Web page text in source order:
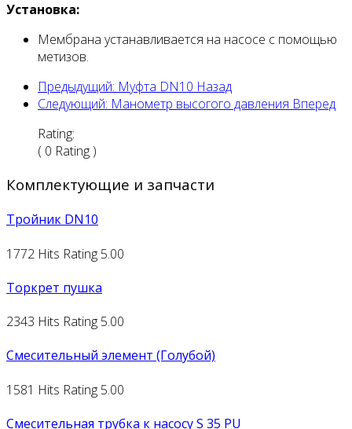
Установка:
Мембрана устанавливается на насосе с помощью
метизов.
Предыдущий: Муфта DN10 Назад
Следующий: Манометр высогого давления Вперед
Rating:
( 0 Rating )
Комплектующие и запчасти
Тройник DN10
1772 Hits Rating 5.00
Торкрет пушка
2343 Hits Rating 5.00
Смесительный элемент (Голубой)
1581 Hits Rating 5.00
Смесительная трубка к насосу S 35 PU